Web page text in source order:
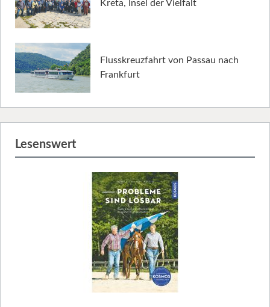
Kreta, Insel der Vielfalt
Flusskreuzfahrt von Passau nach
Frankfurt
Lesenswert